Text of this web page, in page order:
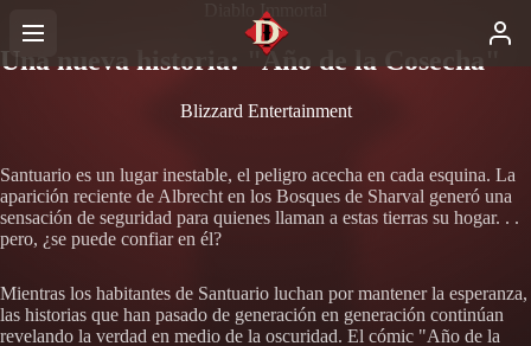
Diablo Immortal
Una nueva historia: "Año de la Cosecha"
Blizzard Entertainment
Santuario es un lugar inestable, el peligro acecha en cada esquina. La
aparición reciente de Albrecht en los Bosques de Sharval generó una
sensación de seguridad para quienes llaman a estas tierras su hogar. . .
pero, ¿se puede confiar en él?
Mientras los habitantes de Santuario luchan por mantener la esperanza,
las historias que han pasado de generación en generación continúan
revelando la verdad en medio de la oscuridad. El cómic "Año de la